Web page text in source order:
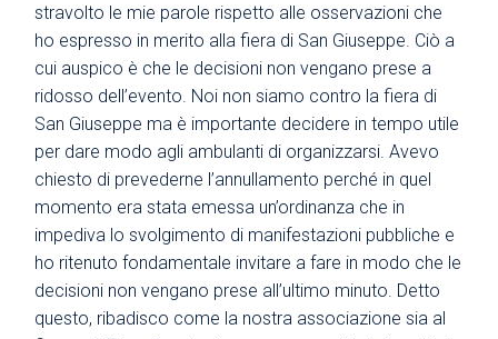
stravolto le mie parole rispetto alle osservazioni che
ho espresso in merito alla fiera di San Giuseppe. Ciò a
cui auspico è che le decisioni non vengano prese a
ridosso dell’evento. Noi non siamo contro la fiera di
San Giuseppe ma è importante decidere in tempo utile
per dare modo agli ambulanti di organizzarsi. Avevo
chiesto di prevederne l’annullamento perché in quel
momento era stata emessa un’ordinanza che in
impediva lo svolgimento di manifestazioni pubbliche e
ho ritenuto fondamentale invitare a fare in modo che le
decisioni non vengano prese all’ultimo minuto. Detto
questo, ribadisco come la nostra associazione sia al